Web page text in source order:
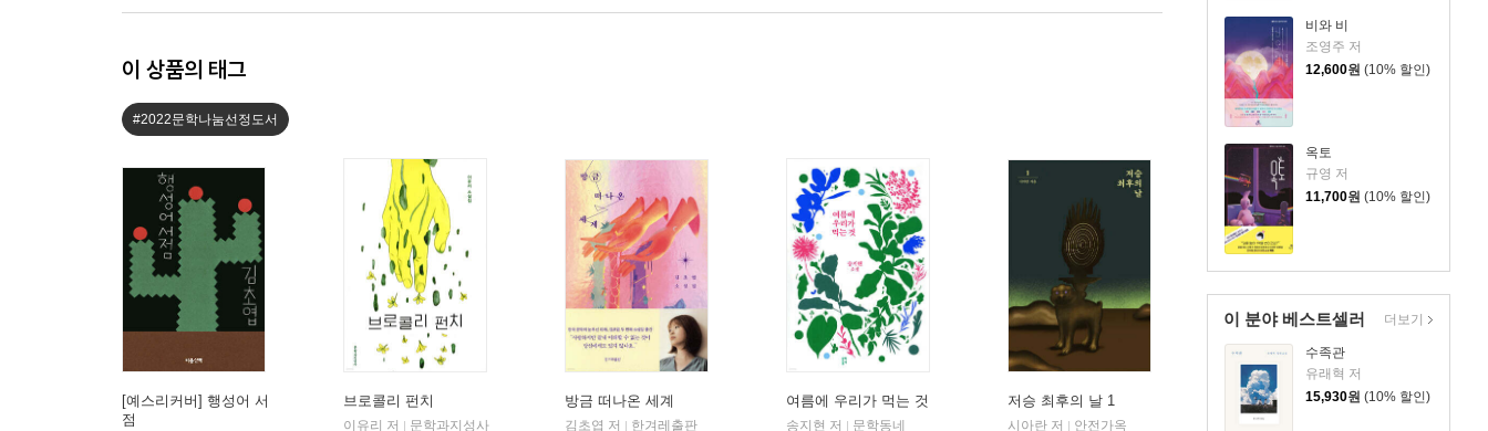
비와 비
조영주 저
12,600원 (10% 할인)
옥토
규영 저
11,700원 (10% 할인)
이 분야 베스트셀러
수족관
유래혁 저
15,930원 (10% 할인)
더보기
이 상품의 태그
#2022문학나눔선정도서
[예스리커버] 행성어 서
점
브로콜리 펀치
이유리 저
문학과지성사
방금 떠나온 세계
김초엽 저
한겨레출판
여름에 우리가 먹는 것
송지현 저
문학동네
저승 최후의 날 1
시아란 저
안전가옥